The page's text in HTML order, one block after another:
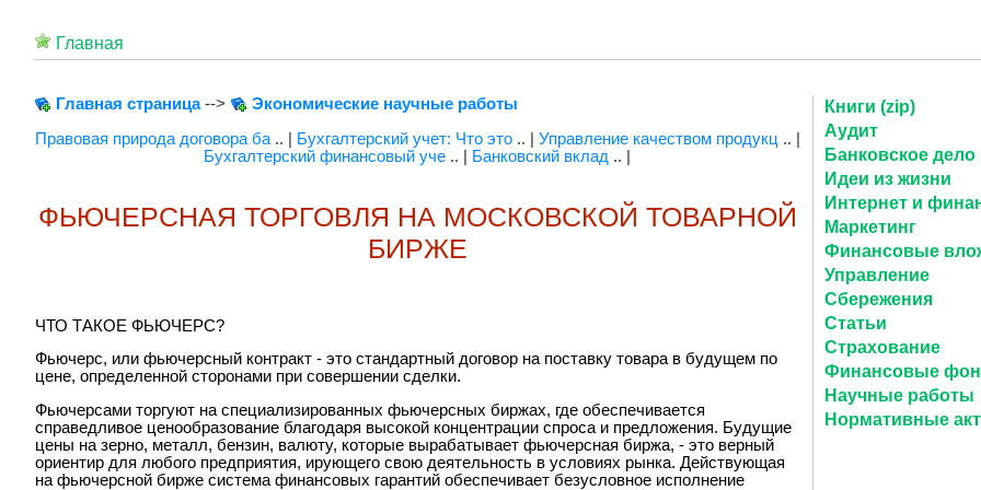
Главная
Главная страница-->
Экономические научные работы
Правовая природа договора ба.. | Бухгалтерский учет: Что это .. | Управление качеством продукц .. |
Бухгалтерский финансовый уче .. | Банковский вклад .. |
ФЬЮЧЕРСНАЯ ТОРГОВЛЯ НА МОСКОВСКОЙ ТОВАРНОЙ
БИРЖЕ
ЧТО ТАКОЕ ФЬЮЧЕРС?
Фьючерс, или фьючерсный контракт - это стандартный договор на поставку товара в будущем по
цене, определенной сторонами при совершении сделки.
Фьючерсами торгуют на специализированных фьючерсных биржах, где обеспечивается
справедливое ценообразование благодаря высокой концентрации спроса и предложения. Будущие
цены на зерно, металл, бензин, валюту, которые вырабатывает фьючерсная биржа, - это верный
ориентир для любого предприятия, ирующего свою деятельность в условиях рынка. Действующая
на фьючерсной бирже система финансовых гарантий обеспечивает безусловное исполнение
Книги (zip)
Аудит
Банковское дело
Идеи из жизни
Интернет и
Маркетинг
Финансовые
Управление
Сбережения
Статьи
Страхование
Финансовые
Научные работы
Нормативные